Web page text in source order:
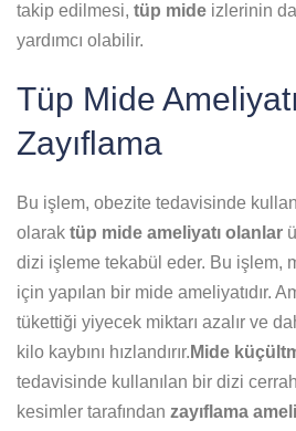
takip edilmesi, tüp mide izlerinin
yardımcı olabilir.
Tüp Mide
Zayıflama
Bu işlem, obezite tedavisinde
olarak tüp mide ameliyatı olanlar
dizi işleme tekabül eder. Bu işlem,
için yapılan bir mide ameliyatıdır.
tükettiği yiyecek miktarı azalır ve
kilo kaybını hızlandırır. Mide
tedavisinde kullanılan bir dizi
kesimler tarafından zayıflama